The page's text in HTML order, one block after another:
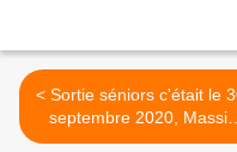
< Sortie séniors c'était le 30
septembre 2020, Massif
des Immerlins-Lac Blanc.